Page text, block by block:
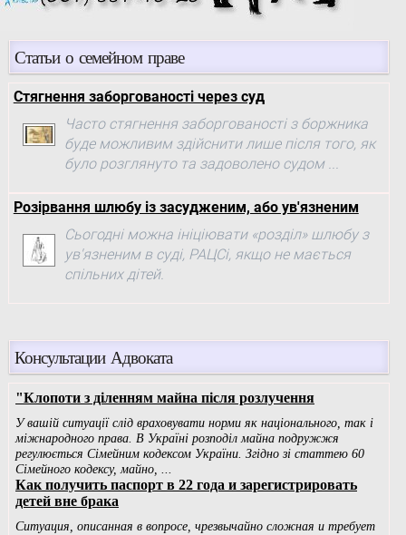
Статьи о семейном праве
Стягнення заборгованості через суд
Часто стягнення заборгованості з боржника
буде можливим здійснити лише після того, як
було розглянуто та задоволено судом ...
Розірвання шлюбу із засудженим, або ув'язненим
Сьогодні можна ініціювати «розділ» шлюбу з
ув'язненим в суді, РАЦСі, якщо не мається
спільних дітей.
Консультации Адвоката